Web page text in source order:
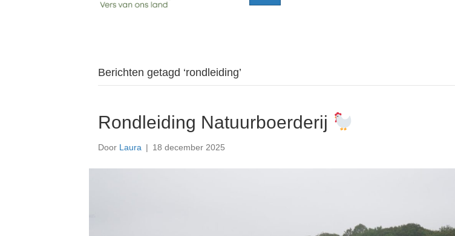
Berichten getagd ‘rondleiding’
Rondleiding Natuurboerderij
Door Laura | 18 december 2025